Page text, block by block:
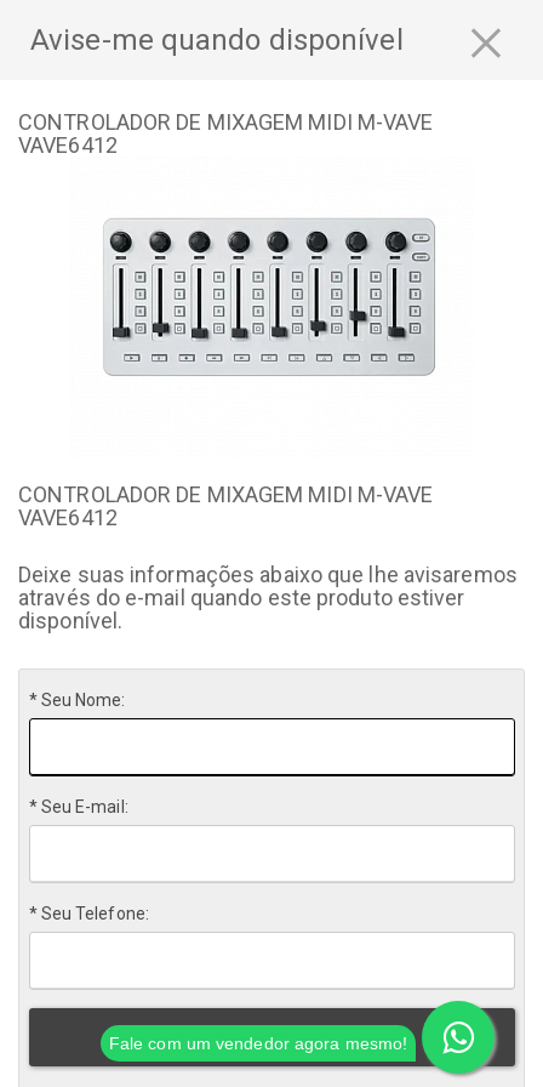
Avise-me quando disponível ×
CONTROLADOR DE MIXAGEM MIDI M-VAVE
VAVE6412
CONTROLADOR DE MIXAGEM MIDI M-VAVE
VAVE6412
Deixe suas informações abaixo que lhe avisaremos
através do e-mail quando este produto estiver
disponível.
* Seu Nome:
* Seu E-mail:
* Seu Telefone:
CADASTRAR
Fale com um vendedor agora mesmo!